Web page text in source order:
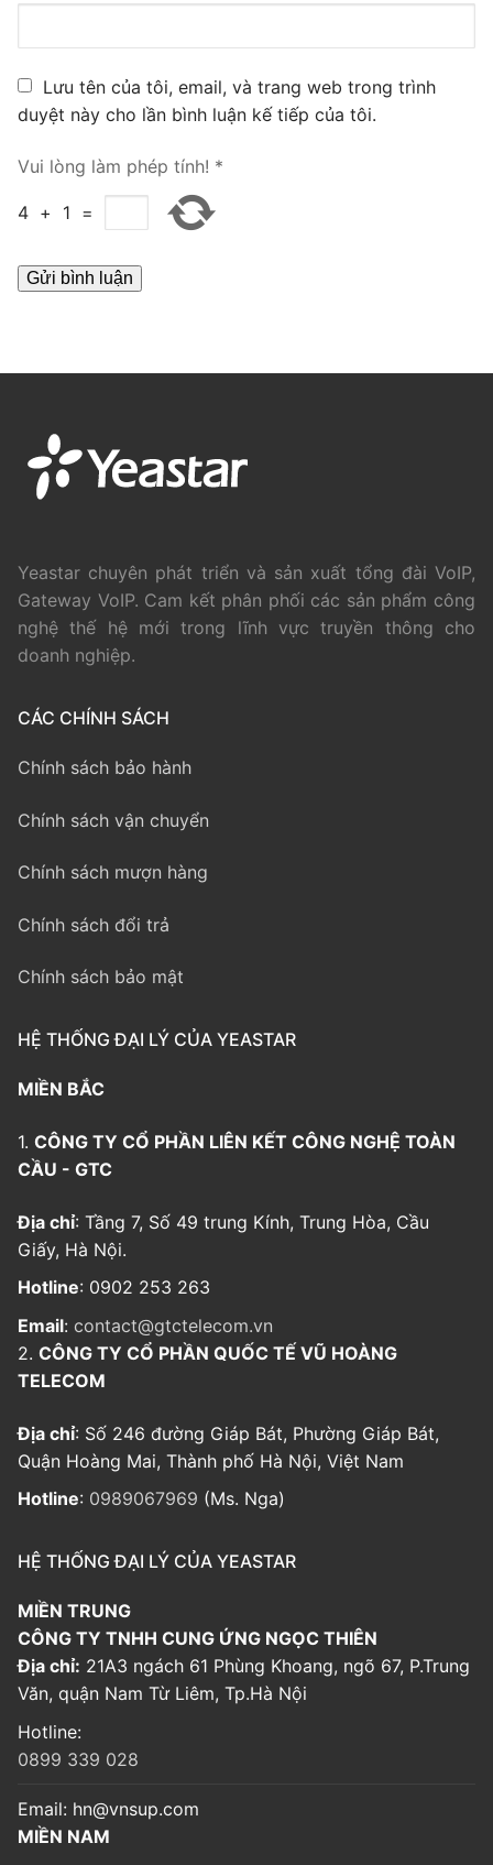
TIN TỨC
HƯỚNG DẪN
Lưu tên của tôi, email, và trang web trong trình
duyệt này cho lần bình luận kế tiếp của tôi.
Vui lòng làm phép tính! *
4 + 1 =
Yeastar chuyên phát triển và sản xuất tổng đài VoIP,
Gateway VoIP. Cam kết phân phối các sản phẩm công
nghệ thế hệ mới trong lĩnh vực truyền thông cho
doanh nghiệp.
CÁC CHÍNH SÁCH
Chính sách bảo hành
Chính sách vận chuyển
Chính sách mượn hàng
Chính sách đổi trả
Chính sách bảo mật
HỆ THỐNG ĐẠI LÝ CỦA YEASTAR
MIỀN BẮC
1. CÔNG TY CỔ PHẦN LIÊN KẾT CÔNG NGHỆ TOÀN
CẦU - GTC
Địa chỉ: Tầng 7, Số 49 trung Kính, Trung Hòa, Cầu
Giấy, Hà Nội.
Hotline: 0902 253 263
Email: contact@gtctelecom.vn
2. CÔNG TY CỔ PHẦN QUỐC TẾ VŨ HOÀNG
TELECOM
Địa chỉ: Số 246 đường Giáp Bát, Phường Giáp Bát,
Quận Hoàng Mai, Thành phố Hà Nội, Việt Nam
Hotline: 0989067969 (Ms. Nga)
HỆ THỐNG ĐẠI LÝ CỦA YEASTAR
MIỀN TRUNG
CÔNG TY TNHH CUNG ỨNG NGỌC THIÊN
Địa chỉ: 21A3 ngách 61 Phùng Khoang, ngõ 67, P.Trung
Văn, quận Nam Từ Liêm, Tp.Hà Nội
Hotline:
0899 339 028
Email: hn@vnsup.com
MIỀN NAM